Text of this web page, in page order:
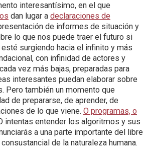
interesantísimo, en el que
dan lugar a declaraciones de
de informes de situación y
lo que nos puede traer el futuro si
surgiendo hacia el infinito y más
con infinidad de actores y
vez más bajas, preparadas para
interesantes puedan elaborar sobre
Pero también un momento que
de prepararse, de aprender, de
de lo que viene. O programas, o
intentas entender los algoritmos y sus
a una parte importante del libre
de la naturaleza humana.